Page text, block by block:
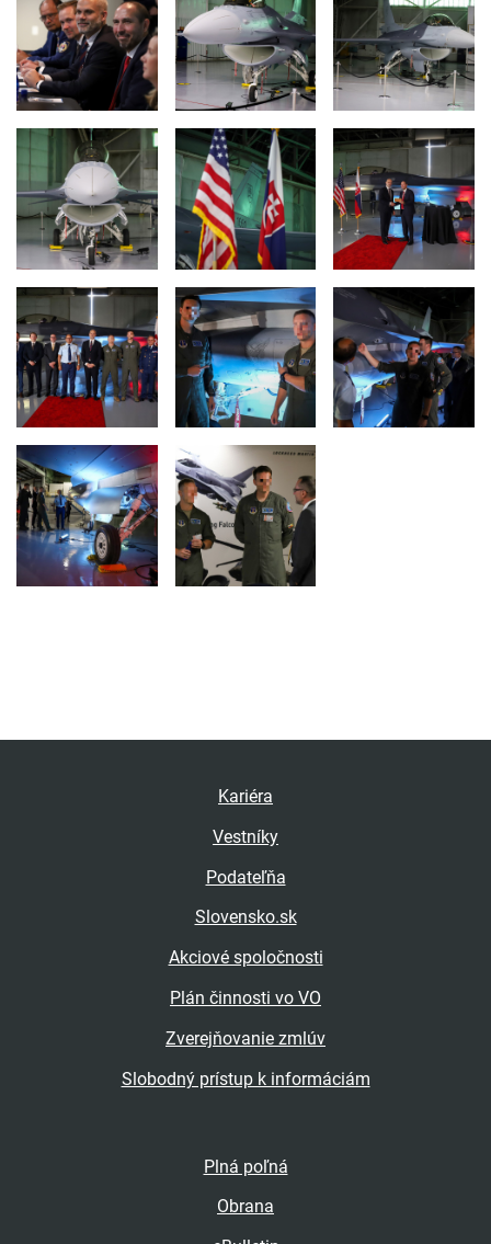
Kariéra
Vestníky
Podateľňa
Slovensko.sk
Akciové spoločnosti
Plán činnosti vo VO
Zverejňovanie zmlúv
Slobodný prístup k informáciám
Plná poľná
Obrana